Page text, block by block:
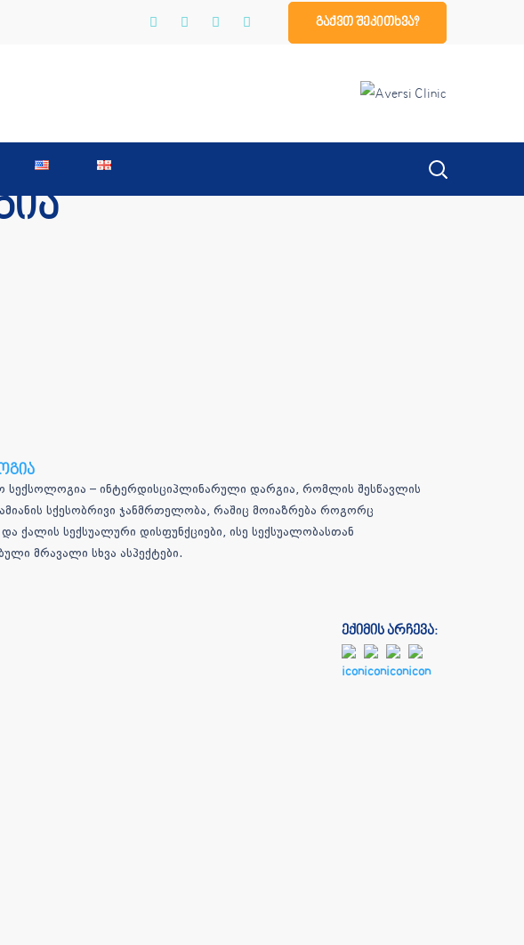
გაქვთ შეკითხვა?
სექსოლოგია – ინტერდისციპლინარული დარგია, რომლის შესწავლის
სქესობრივი ჯანმრთელობა, რაშიც მოიაზრება როგორც
და ქალის სექსუალური დისფუნქციები, ისე სექსუალობასთან
მრავალი სხვა ასპექტები.
ექიმის არჩევა: